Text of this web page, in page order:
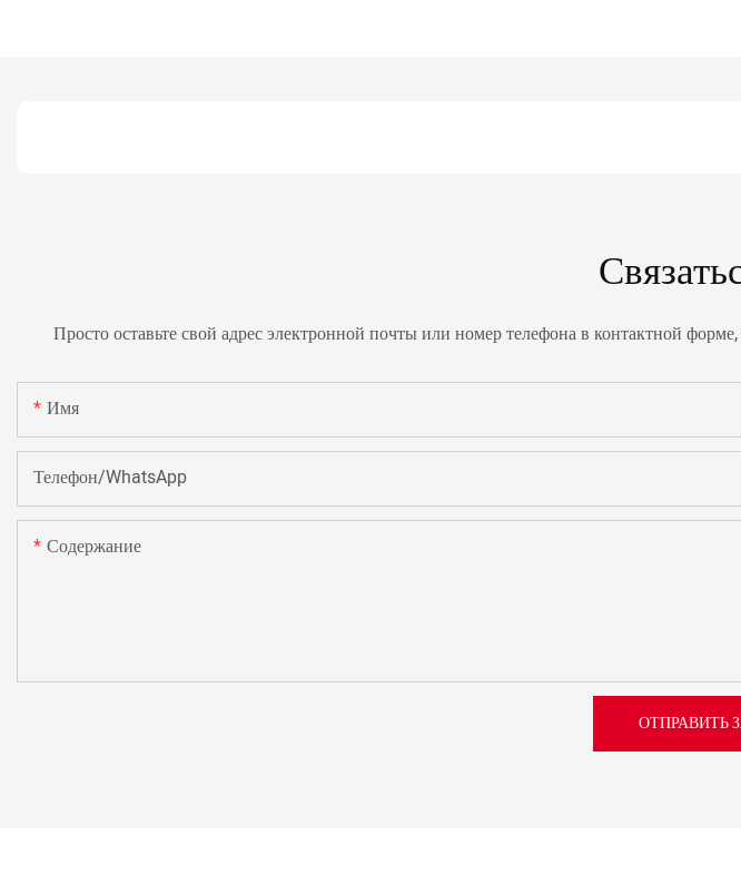
Просто оставьте свой адрес электронной почты или номер телефона в контактной
Имя
Телефон/WhatsApp
Содержание
ОТПРАВИТЬ